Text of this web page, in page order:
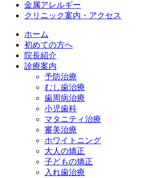
金属アレルギー
クリニック案内・アクセス
ホーム
初めての方へ
院長紹介
診療案内
予防治療
むし歯治療
歯周病治療
小児歯科
マタニティ治療
審美治療
ホワイトニング
大人の矯正
子どもの矯正
入れ歯治療